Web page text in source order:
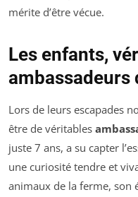
mérite d’être vécue.
Les enfants,
ambassadeurs
Lors de leurs escapades
être de véritables
juste 7 ans, a su capter
une curiosité tendre et
animaux de la ferme, son